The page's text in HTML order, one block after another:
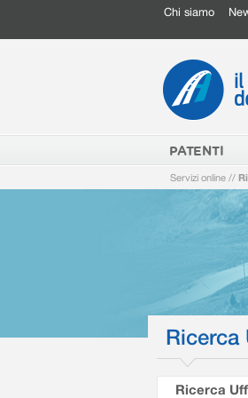
Chi siamo
PATENTI
Servizi online //
Ricerca
Ricerca